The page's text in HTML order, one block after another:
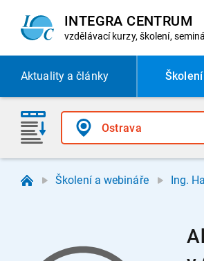
INTEGRA CENTRUM
vzdělávací kurzy, školení,
Aktualitya články
Školení a webináře Ing.